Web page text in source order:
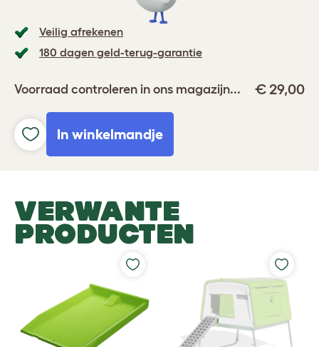
Veilig afrekenen
180 dagen geld-terug-garantie
Voorraad controleren in ons magazijn... € 29,00
In winkelmandje
VERWANTE
PRODUCTEN